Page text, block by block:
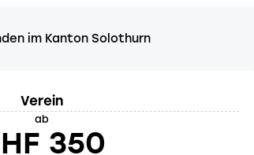
im Kanton Solothurn
Verein
ab
350